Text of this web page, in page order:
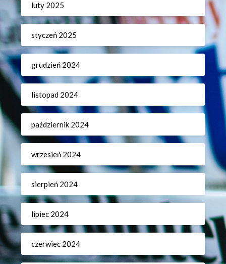
luty 2025
styczeń 2025
grudzień 2024
listopad 2024
październik 2024
wrzesień 2024
sierpień 2024
lipiec 2024
czerwiec 2024